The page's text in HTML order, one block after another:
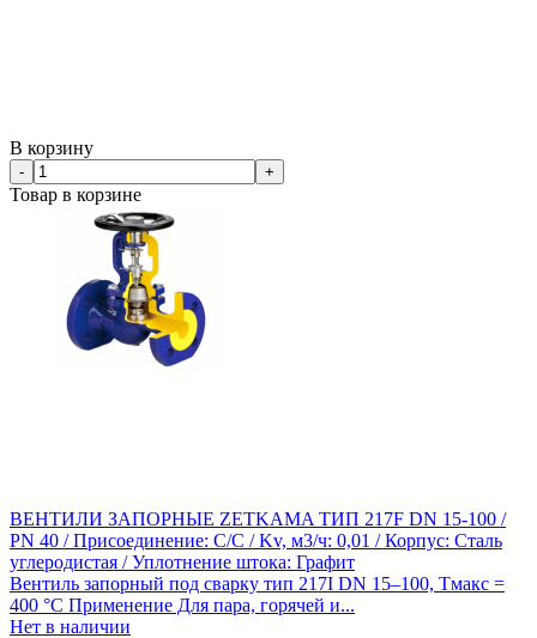
В корзину
- +
Товар в корзине
ВЕНТИЛИ ЗАПОРНЫЕ ZETKAMA ТИП 217F DN 15-100 /
PN 40 / Присоединение: С/С / Kv, м3/ч: 0,01 / Корпус: Сталь
углеродистая / Уплотнение штока: Графит
Вентиль запорный под сварку тип 217I DN 15–100, Тмакс =
400 °С​ Применение Для пара, горячей и...
Нет в наличии